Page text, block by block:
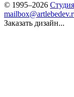
© 1995–2026
Заказать дизайн...